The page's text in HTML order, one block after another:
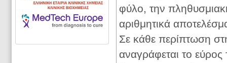
φύλο, την
αριθμητικά
Σε κάθε περίπτωση
αναγράφεται το